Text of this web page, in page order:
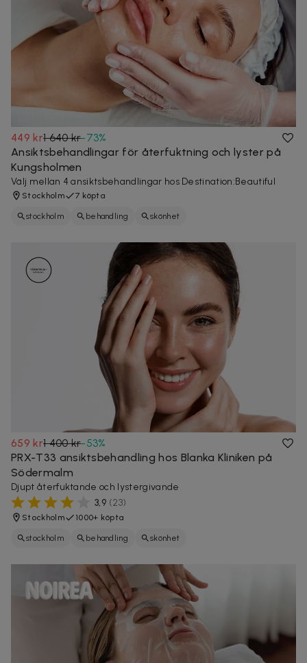
449 kr1 640 kr-73%
Ansiktsbehandlingar för återfuktning och lyster på
Kungsholmen
Välj mellan 4 ansiktsbehandlingar hos Destination:Beautiful
Stockholm 7 köpta
stockholm behandling skönhet
659 kr1 400 kr-53%
PRX-T33 ansiktsbehandling hos Blanka Kliniken på
Södermalm
Djupt återfuktande och lystergivande
3,9 (23)
Stockholm 1000+ köpta
stockholm behandling skönhet